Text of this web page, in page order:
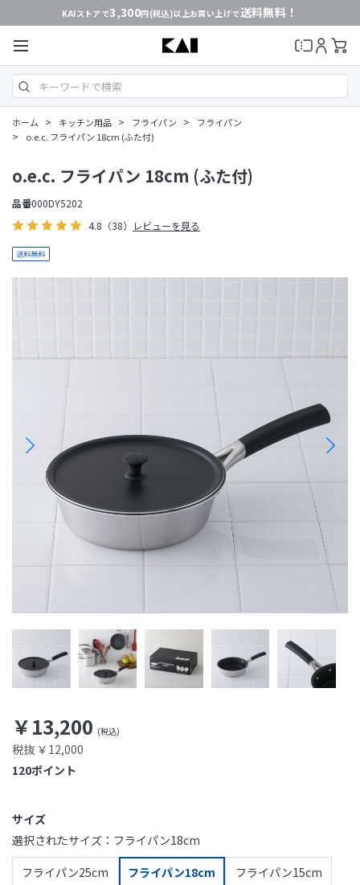
KAIストアで3,300円(税込)以上お買い上げで送料無料！
ホーム > キッチン用品 > フライパン > フライパン
> o.e.c. フライパン 18cm (ふた付)
4.8 （38） レビューを見る
o.e.c. フライパン 18cm (ふた付)
￥13,200
税抜 ￥12,000
品番000DY5202
ポイント
120
サイズ
フライパン25cm フライパン18cm
フライパン15cm
選択されたサイズ：フライパン18cm